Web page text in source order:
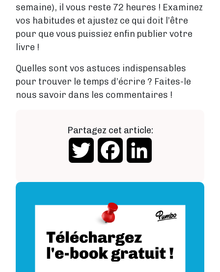
semaine), il vous reste 72 heures ! Examinez
vos habitudes et ajustez ce qui doit l’être
pour que vous puissiez enfin publier votre
livre !
Quelles sont vos astuces indispensables
pour trouver le temps d’écrire ? Faites-le
nous savoir dans les commentaires !
Partagez cet article:
Twitter Facebook